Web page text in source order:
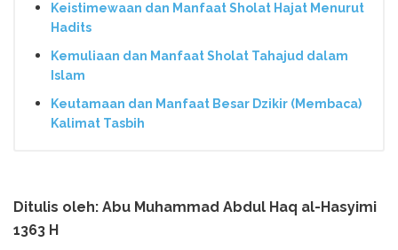
Keistimewaan dan Manfaat Sholat Hajat Menurut
Hadits
Kemuliaan dan Manfaat Sholat Tahajud dalam
Islam
Keutamaan dan Manfaat Besar Dzikir (Membaca)
Kalimat Tasbih
Ditulis oleh: Abu Muhammad Abdul Haq al-Hasyimi
1363 H